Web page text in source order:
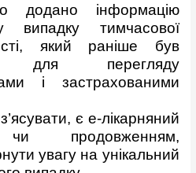
додано інформацію
тимчасової
який раніше був
для перегляду
і застрахованими
є е-лікарняний
продовженням,
увагу на унікальний